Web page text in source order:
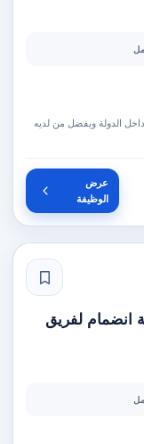
الدولة ويفضل من لديه
عرض
الوظيفة
انضمام لفريق